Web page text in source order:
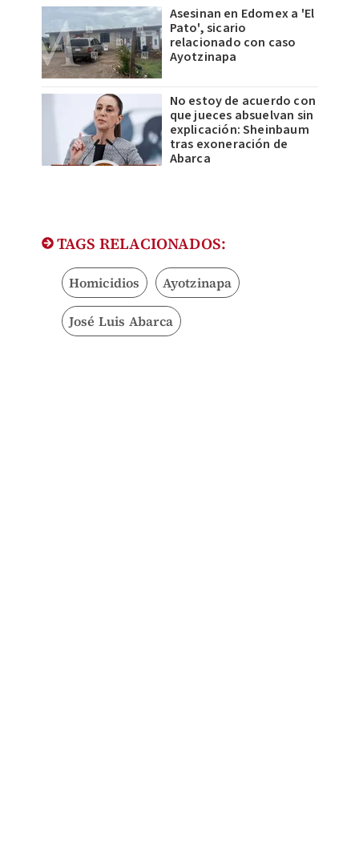
Asesinan en Edomex a 'El
Pato', sicario
relacionado con caso
Ayotzinapa
No estoy de acuerdo con
que jueces absuelvan sin
explicación: Sheinbaum
tras exoneración de
Abarca
TAGS RELACIONADOS:
Homicidios Ayotzinapa
José Luis Abarca